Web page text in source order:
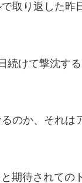
取り返した昨
続けて撃沈す
のか、それは
期待されての